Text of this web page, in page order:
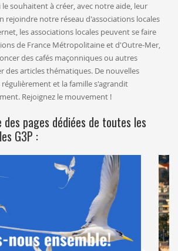
le souhaitent à créer, avec notre aide, leur
rejoindre notre réseau d'associations locales
les associations locales peuvent se faire
de France Métropolitaine et d'Outre-Mer,
des cafés maçonniques ou autres
des articles thématiques. De nouvelles
et la famille s'agrandit
Rejoignez le mouvement !
pages dédiées de toutes les
G3P :